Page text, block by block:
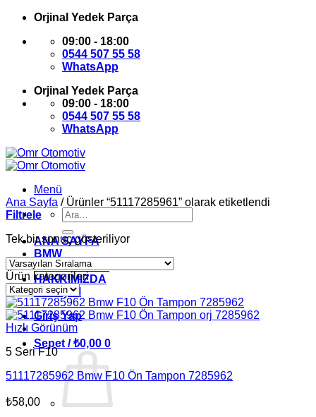
İçeriğeOrjinal Yedek Parça
09:00 - 18:00
0544 507 55 58
WhatsApp
Orjinal Yedek Parça
09:00 - 18:00
0544 507 55 58
WhatsApp
Menü
Ara:
ANA SAYFA
BMW
MİNİ COOPER
HAKKIMIZDA
İLETİŞİM
Giriş Yap
Sepet /₺0,00 0
Ana Sayfa /Ürünler “51117285961” olarak etiketlendi
Filtrele
Tek bir sonuç gösteriliyor
Ürün kategorileri
Hızlı Görünüm
5 Seri F10
51117285962 Bmw F10 Ön Tampon 7285962
₺58,00